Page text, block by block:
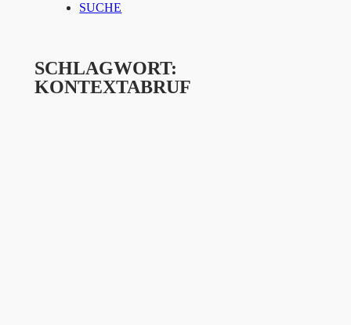
SUCHE
SCHLAGWORT:
KONTEXTABRUF